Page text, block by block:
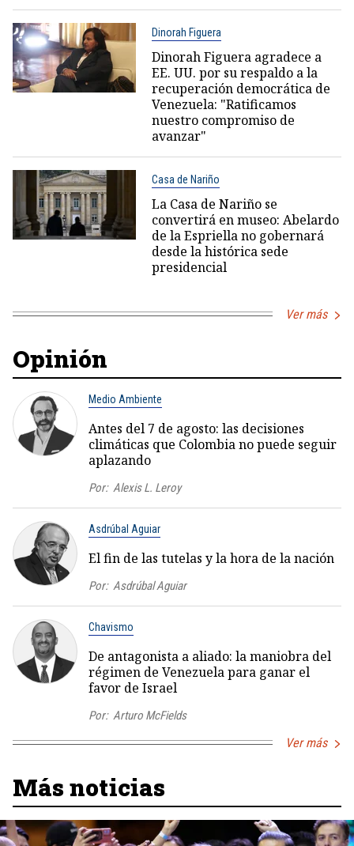
Dinorah Figuera
Dinorah Figuera agradece a
EE. UU. por su respaldo a la
recuperación democrática de
Venezuela: "Ratificamos
nuestro compromiso de
avanzar"
Casa de Nariño
La Casa de Nariño se
convertirá en museo: Abelardo
de la Espriella no gobernará
desde la histórica sede
presidencial
Ver más
Opinión
Medio Ambiente
Antes del 7 de agosto: las decisiones
climáticas que Colombia no puede seguir
aplazando
Por: Alexis L. Leroy
Asdrúbal Aguiar
El fin de las tutelas y la hora de la nación
Por: Asdrúbal Aguiar
Chavismo
De antagonista a aliado: la maniobra del
régimen de Venezuela para ganar el
favor de Israel
Por: Arturo McFields
Ver más
Más noticias